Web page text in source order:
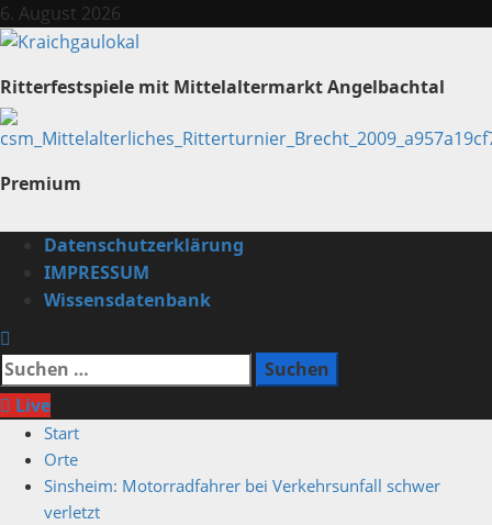
Zum
Inhalt
6. August 2026
Ritterfestspiele mit Mittelaltermarkt Angelbachtal
Premium
Primäres
Menü
Datenschutzerklärung
IMPRESSUM
Wissensdatenbank
Suchen
nach:
Live
Start
Orte
Sinsheim: Motorradfahrer bei Verkehrsunfall schwer
verletzt